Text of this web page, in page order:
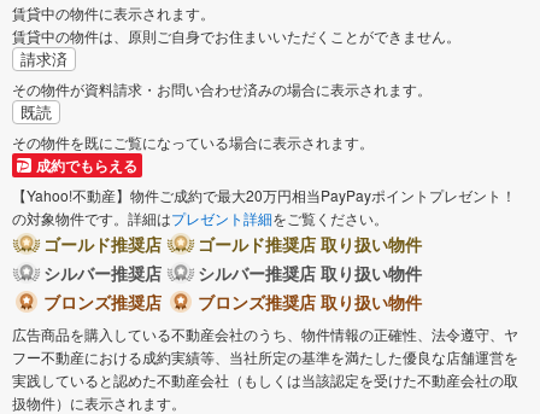
賃貸中の物件に表示されます。
賃貸中の物件は、原則ご自身でお住まいいただくことができません。
請求済
その物件が資料請求・お問い合わせ済みの場合に表示されます。
既読
その物件を既にご覧になっている場合に表示されます。
成約でもらえる
【Yahoo!不動産】物件ご成約で最大20万円相当PayPayポイントプレゼント！
の対象物件です。詳細はプレゼント詳細をご覧ください。
ゴールド推奨店
ゴールド推奨店 取り扱い物件
シルバー推奨店
シルバー推奨店 取り扱い物件
ブロンズ推奨店
ブロンズ推奨店 取り扱い物件
広告商品を購入している不動産会社のうち、物件情報の正確性、法令遵守、ヤ
フー不動産における成約実績等、当社所定の基準を満たした優良な店舗運営を
実践していると認めた不動産会社（もしくは当該認定を受けた不動産会社の取
扱物件）に表示されます。